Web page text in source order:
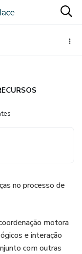
no processo de
motora
e interação
com outras